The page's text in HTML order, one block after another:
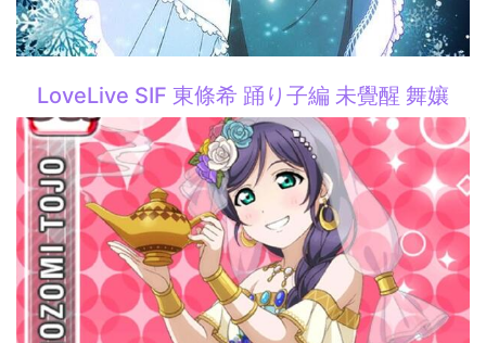
LoveLive SIF 東條希 踊り子編 未覺醒 舞孃